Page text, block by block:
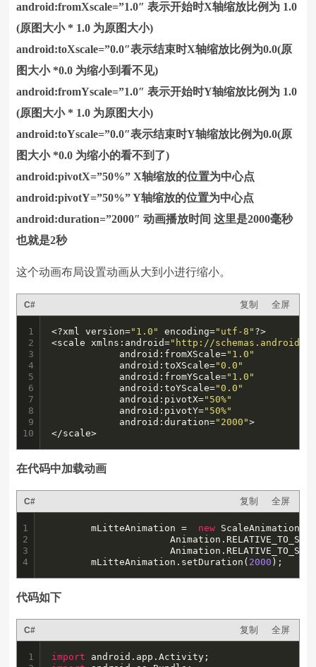
android:fromXscale=”1.0″ 表示开始时X轴缩放比例为 1.0
(原图大小 * 1.0 为原图大小)
android:toXscale=”0.0″表示结束时X轴缩放比例为0.0(原
图大小 *0.0 为缩小到看不见)
android:fromYscale=”1.0″ 表示开始时Y轴缩放比例为 1.0
(原图大小 * 1.0 为原图大小)
android:toYscale=”0.0″表示结束时Y轴缩放比例为0.0(原
图大小 *0.0 为缩小的看不到了)
android:pivotX=”50%” X轴缩放的位置为中心点
android:pivotY=”50%” Y轴缩放的位置为中心点
android:duration=”2000″ 动画播放时间 这里是2000毫秒
也就是2秒
这个动画布局设置动画从大到小进行缩小。
C# 复制 全屏
1
2
3
4
5
6
7
8
9
10
<?xml version="1.0" encoding="utf-8" ?>
<scale xmlns:android="http://
	        android:fromXScale=
"1.0"
	    	android:toXScale=
"0.0"
	        android:fromYScale=
"1.0"
	        android:toYScale=
"0.0"
	        android:pivotX=
"50%"
	        android:pivotY=
"50%"
	        android:duration=
"2000">
</scale>
在代码中加载动画
C# 复制 全屏
1
2
3
4
		mLitteAnimation =
new ScaleAnimation(
		mLitteAnimation.setDuration(
2000 );
代码如下
C# 复制 全屏
1
import